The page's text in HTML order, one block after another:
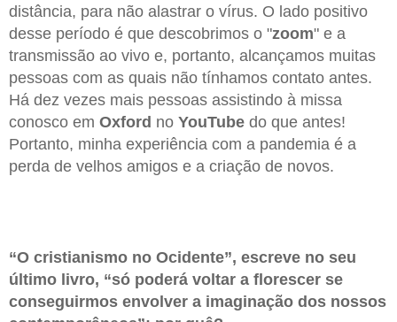
distância, para não alastrar o vírus. O lado positivo
desse período é que descobrimos o "zoom" e a
transmissão ao vivo e, portanto, alcançamos muitas
pessoas com as quais não tínhamos contato antes.
Há dez vezes mais pessoas assistindo à missa
conosco em Oxford no YouTube do que antes!
Portanto, minha experiência com a pandemia é a
perda de velhos amigos e a criação de novos.
“O cristianismo no Ocidente”, escreve no seu
último livro, “só poderá voltar a florescer se
conseguirmos envolver a imaginação dos nossos